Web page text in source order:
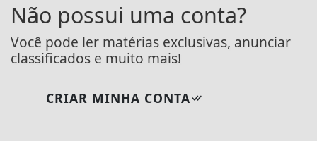
Não possui uma conta?
Você pode ler matérias exclusivas, anunciar
classificados e muito mais!
CRIAR MINHA CONTA